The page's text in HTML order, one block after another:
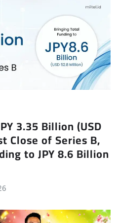
3.35 Billion (USD
Close of Series B,
to JPY 8.6 Billion